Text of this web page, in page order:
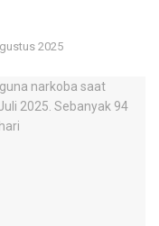
2025